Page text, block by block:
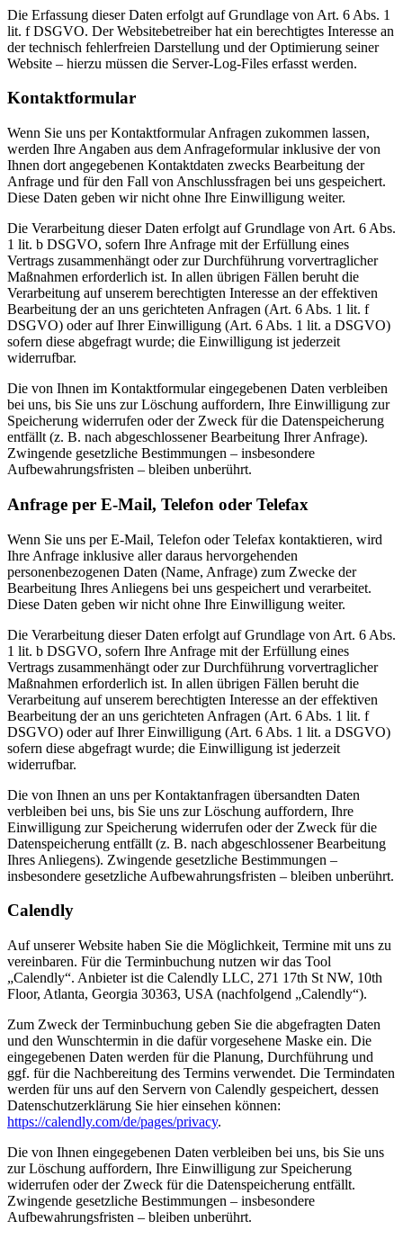
Die Erfassung dieser Daten erfolgt auf Grundlage von Art. 6 Abs. 1
lit. f DSGVO. Der Websitebetreiber hat ein berechtigtes Interesse an
der technisch fehlerfreien Darstellung und der Optimierung seiner
Website – hierzu müssen die Server-Log-Files erfasst werden.
Kontaktformular
Wenn Sie uns per Kontaktformular Anfragen zukommen lassen,
werden Ihre Angaben aus dem Anfrageformular inklusive der von
Ihnen dort angegebenen Kontaktdaten zwecks Bearbeitung der
Anfrage und für den Fall von Anschlussfragen bei uns gespeichert.
Diese Daten geben wir nicht ohne Ihre Einwilligung weiter.
Die Verarbeitung dieser Daten erfolgt auf Grundlage von Art. 6 Abs.
1 lit. b DSGVO, sofern Ihre Anfrage mit der Erfüllung eines
Vertrags zusammenhängt oder zur Durchführung vorvertraglicher
Maßnahmen erforderlich ist. In allen übrigen Fällen beruht die
Verarbeitung auf unserem berechtigten Interesse an der effektiven
Bearbeitung der an uns gerichteten Anfragen (Art. 6 Abs. 1 lit. f
DSGVO) oder auf Ihrer Einwilligung (Art. 6 Abs. 1 lit. a DSGVO)
sofern diese abgefragt wurde; die Einwilligung ist jederzeit
widerrufbar.
Die von Ihnen im Kontaktformular eingegebenen Daten verbleiben
bei uns, bis Sie uns zur Löschung auffordern, Ihre Einwilligung zur
Speicherung widerrufen oder der Zweck für die Datenspeicherung
entfällt (z. B. nach abgeschlossener Bearbeitung Ihrer Anfrage).
Zwingende gesetzliche Bestimmungen – insbesondere
Aufbewahrungsfristen – bleiben unberührt.
Anfrage per E-Mail, Telefon oder Telefax
Wenn Sie uns per E-Mail, Telefon oder Telefax kontaktieren, wird
Ihre Anfrage inklusive aller daraus hervorgehenden
personenbezogenen Daten (Name, Anfrage) zum Zwecke der
Bearbeitung Ihres Anliegens bei uns gespeichert und verarbeitet.
Diese Daten geben wir nicht ohne Ihre Einwilligung weiter.
Die Verarbeitung dieser Daten erfolgt auf Grundlage von Art. 6 Abs.
1 lit. b DSGVO, sofern Ihre Anfrage mit der Erfüllung eines
Vertrags zusammenhängt oder zur Durchführung vorvertraglicher
Maßnahmen erforderlich ist. In allen übrigen Fällen beruht die
Verarbeitung auf unserem berechtigten Interesse an der effektiven
Bearbeitung der an uns gerichteten Anfragen (Art. 6 Abs. 1 lit. f
DSGVO) oder auf Ihrer Einwilligung (Art. 6 Abs. 1 lit. a DSGVO)
sofern diese abgefragt wurde; die Einwilligung ist jederzeit
widerrufbar.
Die von Ihnen an uns per Kontaktanfragen übersandten Daten
verbleiben bei uns, bis Sie uns zur Löschung auffordern, Ihre
Einwilligung zur Speicherung widerrufen oder der Zweck für die
Datenspeicherung entfällt (z. B. nach abgeschlossener Bearbeitung
Ihres Anliegens). Zwingende gesetzliche Bestimmungen –
insbesondere gesetzliche Aufbewahrungsfristen – bleiben unberührt.
Calendly
Auf unserer Website haben Sie die Möglichkeit, Termine mit uns zu
vereinbaren. Für die Terminbuchung nutzen wir das Tool
„Calendly“. Anbieter ist die Calendly LLC, 271 17th St NW, 10th
Floor, Atlanta, Georgia 30363, USA (nachfolgend „Calendly“).
Zum Zweck der Terminbuchung geben Sie die abgefragten Daten
und den Wunschtermin in die dafür vorgesehene Maske ein. Die
eingegebenen Daten werden für die Planung, Durchführung und
ggf. für die Nachbereitung des Termins verwendet. Die Termindaten
werden für uns auf den Servern von Calendly gespeichert, dessen
Datenschutzerklärung Sie hier einsehen können:
https://calendly.com/de/pages/privacy.
Die von Ihnen eingegebenen Daten verbleiben bei uns, bis Sie uns
zur Löschung auffordern, Ihre Einwilligung zur Speicherung
widerrufen oder der Zweck für die Datenspeicherung entfällt.
Zwingende gesetzliche Bestimmungen – insbesondere
Aufbewahrungsfristen – bleiben unberührt.